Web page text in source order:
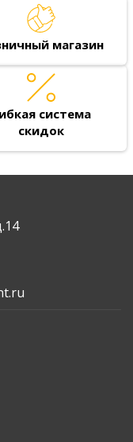
магазин
система
скидок